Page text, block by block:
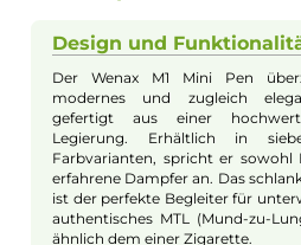
Experte für
Jannik
Produkt-